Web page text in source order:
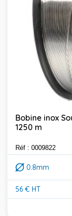
Bobine inox
1250 m
Réf : 0009822
0.8mm
56 € HT
Prix